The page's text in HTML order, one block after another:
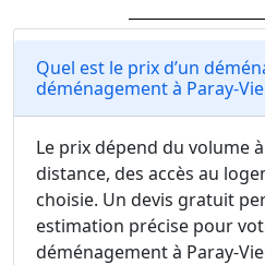
Quel est le prix d’un
déménagement à Paray-
Le prix dépend du volume
distance, des accès au
choisie. Un devis gratuit
estimation précise pour
déménagement à Paray-